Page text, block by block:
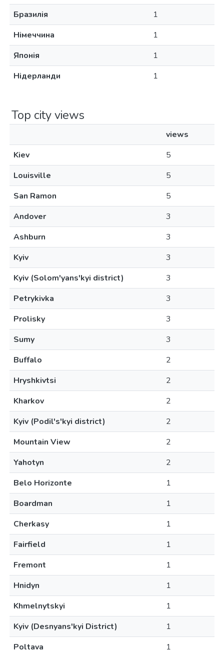
Бразилія
1
Німеччина
1
Японія
1
Нідерланди
1
Top city views
views
Kiev
5
Louisville
5
San Ramon
5
Andover
3
Ashburn
3
Kyiv
3
Kyiv (Solom'yans'kyi district)
3
Petrykivka
3
Prolisky
3
Sumy
3
Buffalo
2
Hryshkivtsi
2
Kharkov
2
Kyiv (Podil's'kyi district)
2
Mountain View
2
Yahotyn
2
Belo Horizonte
1
Boardman
1
Cherkasy
1
Fairfield
1
Fremont
1
Hnidyn
1
Khmelnytskyi
1
Kyiv (Desnyans'kyi District)
1
Poltava
1